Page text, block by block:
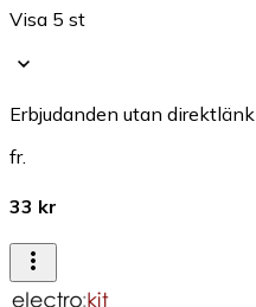
Visa 5 st
Erbjudanden utan direktlänk
fr.
33 kr